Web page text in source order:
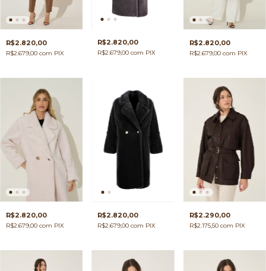
R$2.820,00
R$2.679,00 com PIX
R$2.820,00
R$2.679,00com PIX
R$2.820,00
R$2.679,00 com PIX
R$2.820,00
R$2.679,00 com PIX
R$2.820,00
R$2.679,00com PIX
R$2.290,00
R$2.175,50 com PIX